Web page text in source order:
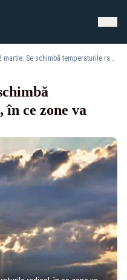
Vremea 2 martie: Se schimbă temperaturile radical, în ce zone va ninge în weekend
ce zone va